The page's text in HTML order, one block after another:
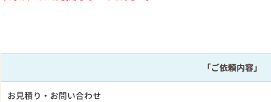
「ご依頼内容」
お見積り・お問い合わせ